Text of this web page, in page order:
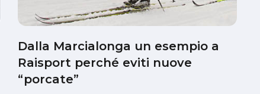
Dalla Marcialonga un esempio a
Raisport perché eviti nuove
“porcate”